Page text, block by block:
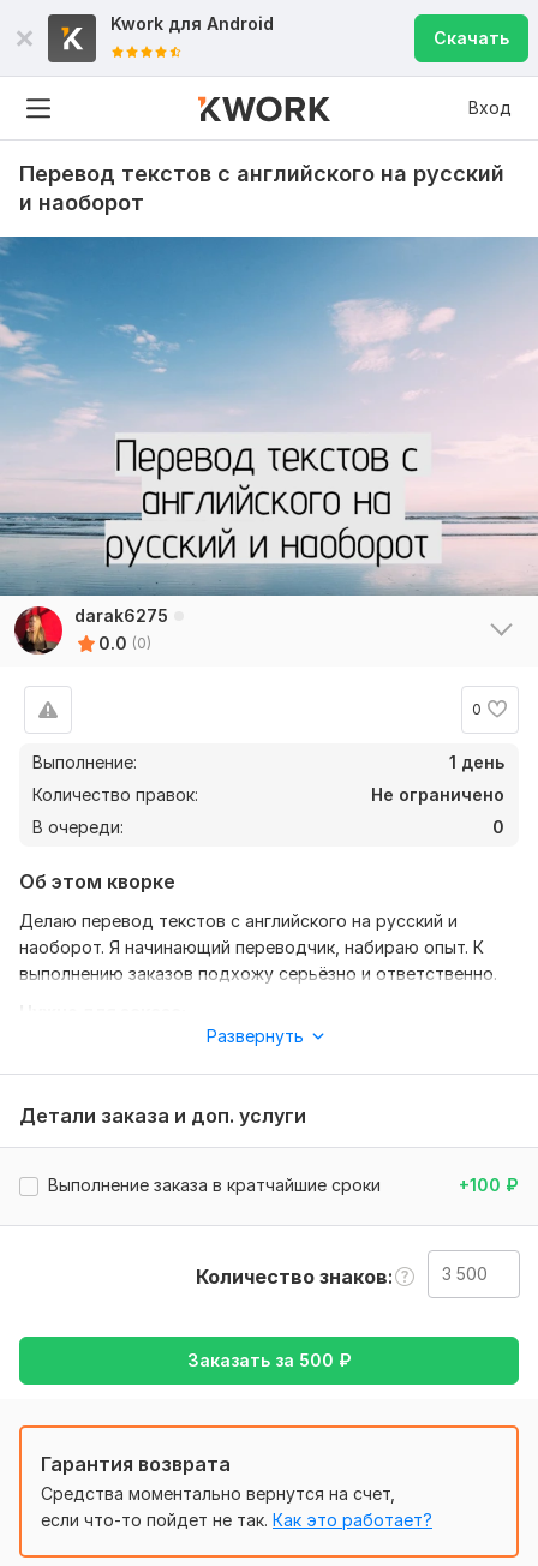
Kwork для Android
Скачать
Вход
Перевод текстов с английского на русский
и наоборот
darak6275
0.0 (0)
0
Выполнение:
1 день
Количество правок:
Не ограничено
В очереди:
0
Об этом кворке
Делаю перевод текстов с английского на русский и
наоборот. Я начинающий переводчик, набираю опыт. К
выполнению заказов подхожу серьёзно и ответственно.
Чтобы выполнить ваш заказ мне потребуется от вас
описание, что именно вы хотите получить и ваши
для выполнения задания.
Товары и услуги,Туризм и путешествия,Хобби и
с Английского на Русский
Объем услуги в кворке: 3 500 знаков
Развернуть
Детали заказа и доп. услуги
Выполнение заказа в кратчайшие сроки +100 ₽
Количество знаков
Заказать за 500 ₽
Гарантия возврата
Средства моментально вернутся на счет,
если что-то пойдет не так. Как это работает?